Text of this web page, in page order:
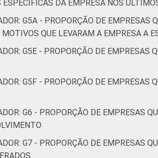
6,9 6,7 6,6
ESPECÍFICAS DA EMPRESA NOS
G5A - PROPORÇÃO DE
QUE LEVARAM A EMPRESA A
G5E - PROPORÇÃO DE
G5F - PROPORÇÃO DE
G6 - PROPORÇÃO DE EMPRESAS
G7 - PROPORÇÃO DE EMPRESAS